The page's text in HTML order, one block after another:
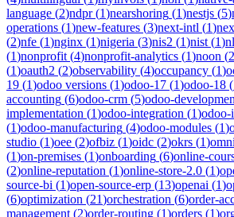
language (2)ndpr(1)nearshoring (1)nestjs (5)
operations (1)new-features (3)next-intl (1)
(2)nfe (1)nginx (1)nigeria (3)nis2 (1)nist (1)
(1)nonprofit (4)nonprofit-analytics (1)noon (2
(1)oauth2 (2)observability (4)occupancy (1)
19 (1)odoo versions (1)odoo-17 (1)odoo-18 (
accounting (6)odoo-crm (5)odoo-
implementation (1)odoo-integration (1)odoo-
(1)odoo-manufacturing (4)odoo-modules (1)
studio (1)oee (2)ofbiz (1)oidc (2)okrs (1)
(1)on-premises (1)onboarding (6)online-
(2)online-reputation (1)online-store-2.0 (1)
source-bi (1)open-source-erp (13)openai (1)
(6)optimization (21)orchestration (6)order-
management (2)order-routing (1)orders (1)